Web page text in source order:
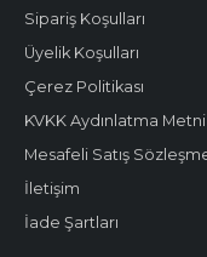
Sipariş Koşulları
Üyelik Koşulları
Çerez Politikası
KVKK Aydınlatma Metni
Mesafeli Satış
İletişim
İade Şartları